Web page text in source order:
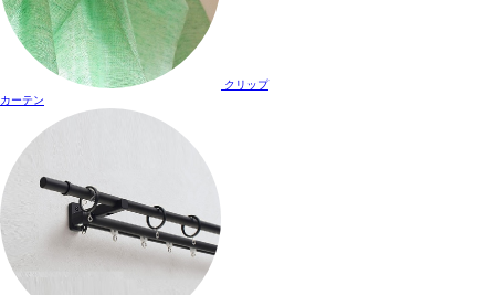
クリップ
カーテン